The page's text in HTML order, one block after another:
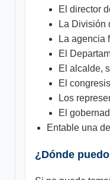
El director
La División
La agencia
El
El alcalde,
El
Los
El
Entable una
¿Dónde